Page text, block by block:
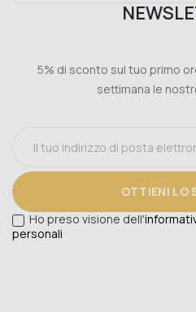
5% di sconto sul tuo primo
settimana le
OTTIENI LO
Ho preso visione dell'
personali